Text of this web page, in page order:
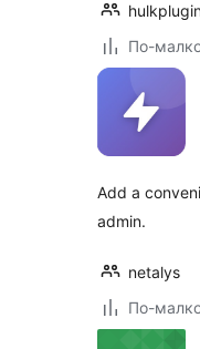
По-
Add a
admin.
netalys
По-